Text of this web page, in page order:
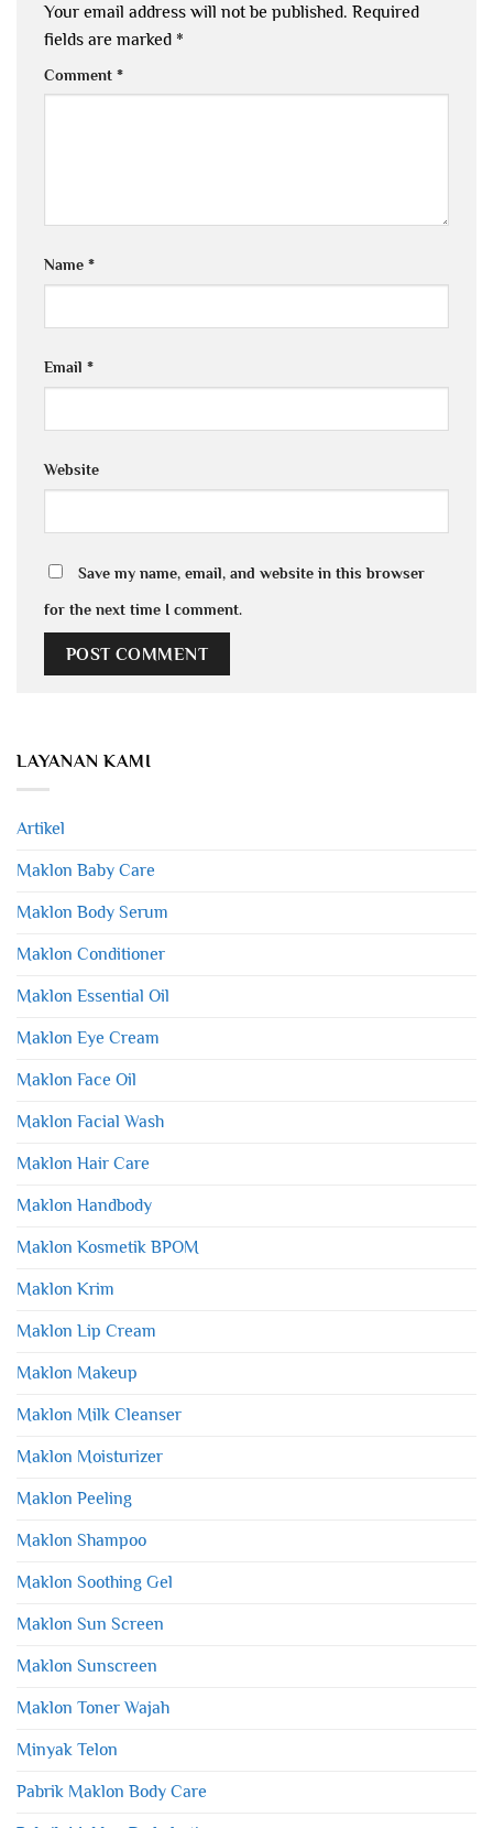
Your email address will not be published. Required
fields are marked *
Comment *
Name *
Email *
Website
Save my name, email, and website in this browser
for the next time I comment.
LAYANAN KAMI
Artikel
Maklon Baby Care
Maklon Body Serum
Maklon Conditioner
Maklon Essential Oil
Maklon Eye Cream
Maklon Face Oil
Maklon Facial Wash
Maklon Hair Care
Maklon Handbody
Maklon Kosmetik BPOM
Maklon Krim
Maklon Lip Cream
Maklon Makeup
Maklon Milk Cleanser
Maklon Moisturizer
Maklon Peeling
Maklon Shampoo
Maklon Soothing Gel
Maklon Sun Screen
Maklon Sunscreen
Maklon Toner Wajah
Minyak Telon
Pabrik Maklon Body Care